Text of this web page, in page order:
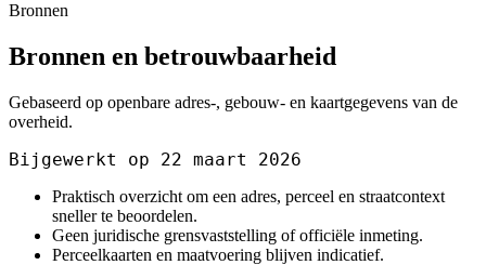
Bronnen
Bronnen en betrouwbaarheid
Gebaseerd op openbare adres-, gebouw- en kaartgegevens van de
overheid.
Bijgewerkt op 22 maart 2026
Praktisch overzicht om een adres, perceel en straatcontext
sneller te beoordelen.
Geen juridische grensvaststelling of officiële inmeting.
Perceelkaarten en maatvoering blijven indicatief.